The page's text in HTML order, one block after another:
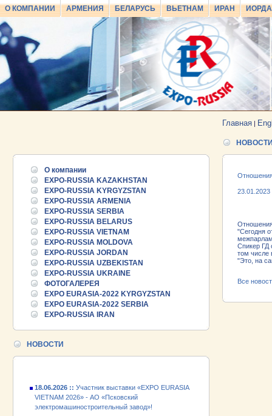
О КОМПАНИИ АРМЕНИЯ БЕЛАРУСЬ ВЬЕТНАМ ИРАН
Главная |
О компании
EXPO-RUSSIA KAZAKHSTAN
EXPO-RUSSIA KYRGYZSTAN
EXPO-RUSSIA ARMENIA
EXPO-RUSSIA SERBIA
EXPO-RUSSIA BELARUS
EXPO-RUSSIA VIETNAM
EXPO-RUSSIA MOLDOVA
EXPO-RUSSIA JORDAN
EXPO-RUSSIA UZBEKISTAN
EXPO-RUSSIA UKRAINE
ФОТОГАЛЕРЕЯ
EXPO EURASIA-2022 KYRGYZSTAN
EXPO EURASIA-2022 SERBIA
EXPO-RUSSIA IRAN
НОВОСТИ
25.06.2026 ::Пост-релиз
25.06.2026 ::Деловая программа EXPO EURASIA
VIETNAM 2026
промышленной выставки «EXPO EURASIA
VIETNAM 2026»
VIETNAM 2026» - АО «Псковский
электромашиностроительный завод»!
23.01.2023
"Сегодня
Спикер ГД
том числе
"Это, на
Все